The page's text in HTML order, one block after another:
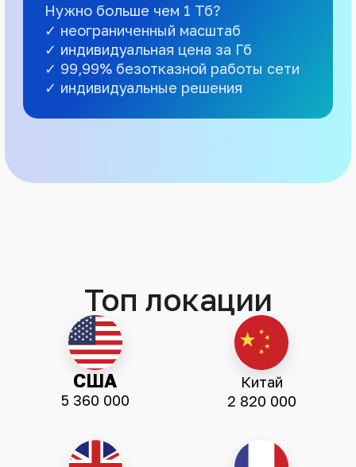
Нужно больше чем 1 Тб?
✓ неограниченный масштаб
✓ индивидуальная цена за Гб
✓ 99,99% безотказной работы сети
✓ индивидуальные решения
Топ локации
США
5 360 000
Китай
2 820 000